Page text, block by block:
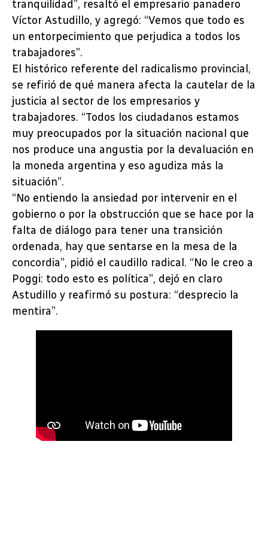
tranquilidad”, resaltó el empresario panadero
Víctor Astudillo, y agregó: “Vemos que todo es
un entorpecimiento que perjudica a todos los
trabajadores”.
El histórico referente del radicalismo provincial,
se refirió de qué manera afecta la cautelar de la
justicia al sector de los empresarios y
trabajadores. “Todos los ciudadanos estamos
muy preocupados por la situación nacional que
nos produce una angustia por la devaluación en
la moneda argentina y eso agudiza más la
situación”.
“No entiendo la ansiedad por intervenir en el
gobierno o por la obstrucción que se hace por la
falta de diálogo para tener una transición
ordenada, hay que sentarse en la mesa de la
concordia”, pidió el caudillo radical. “No le creo a
Poggi: todo esto es política”, dejó en claro
Astudillo y reafirmó su postura: “desprecio la
mentira”.